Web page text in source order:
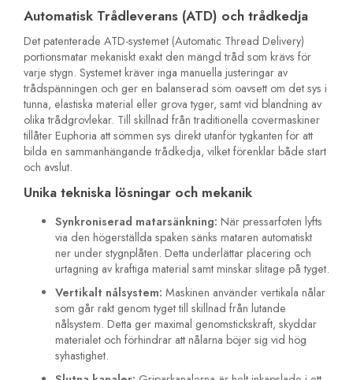
Automatisk Trådleverans (ATD) och trådkedja
Det patenterade ATD-systemet (Automatic Thread Delivery)
portionsmatar mekaniskt exakt den mängd tråd som krävs för
varje stygn. Systemet kräver inga manuella justeringar av
trådspänningen och ger en balanserad söm oavsett om det sys i
tunna, elastiska material eller grova tyger, samt vid blandning av
olika trådgrovlekar. Till skillnad från traditionella covermaskiner
tillåter Euphoria att sömmen sys direkt utanför tygkanten för att
bilda en sammanhängande trådkedja, vilket förenklar både start
och avslut.
Unika tekniska lösningar och mekanik
Synkroniserad matarsänkning: När pressarfoten lyfts
via den högerställda spaken sänks mataren automatiskt
ner under stygnplåten. Detta underlättar placering och
urtagning av kraftiga material samt minskar slitage på tyget.
Vertikalt nålsystem: Maskinen använder vertikala nålar
som går rakt genom tyget till skillnad från lutande
nålsystem. Detta ger maximal genomstickskraft, skyddar
materialet och förhindrar att nålarna böjer sig vid hög
syhastighet.